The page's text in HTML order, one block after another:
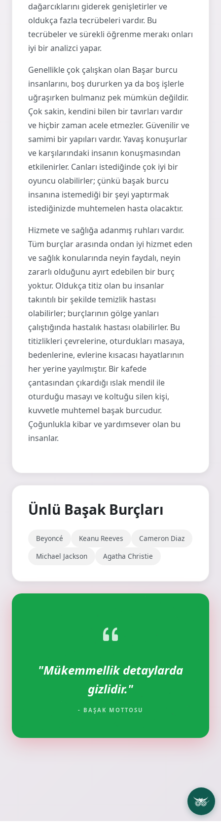
dağarcıklarını giderek genişletirler ve
oldukça fazla tecrübeleri vardır. Bu
tecrübeler ve sürekli öğrenme merakı onları
iyi bir analizci yapar.
Genellikle çok çalışkan olan Başar burcu
insanlarını, boş dururken ya da boş işlerle
uğraşırken bulmanız pek mümkün değildir.
Çok sakin, kendini bilen bir tavırları vardır
ve hiçbir zaman acele etmezler. Güvenilir ve
samimi bir yapıları vardır. Yavaş konuşurlar
ve karşılarındaki insanın konuşmasından
etkilenirler. Canları istediğinde çok iyi bir
oyuncu olabilirler; çünkü başak burcu
insanına istemediği bir şeyi yaptırmak
istediğinizde muhtemelen hasta olacaktır.
Hizmete ve sağlığa adanmış ruhları vardır.
Tüm burçlar arasında ondan iyi hizmet eden
ve sağlık konularında neyin faydalı, neyin
zararlı olduğunu ayırt edebilen bir burç
yoktur. Oldukça titiz olan bu insanlar
takıntılı bir şekilde temizlik hastası
olabilirler; burçlarının gölge yanları
çalıştığında hastalık hastası olabilirler. Bu
titizlikleri çevrelerine, oturdukları masaya,
bedenlerine, evlerine kısacası hayatlarının
her yerine yayılmıştır. Bir kafede
çantasından çıkardığı ıslak mendil ile
oturduğu masayı ve koltuğu silen kişi,
kuvvetle muhtemel başak burcudur.
Çoğunlukla kibar ve yardımsever olan bu
insanlar.
Ünlü Başak Burçları
Beyoncé Keanu Reeves
Cameron Diaz
Michael Jackson
Agatha Christie
"Mükemmellik detaylarda
gizlidir."
- BAŞAK MOTTOSU